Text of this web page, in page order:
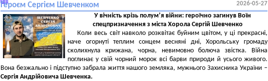
Героєм Сергієм Шевченком
2026-05-27
У вічність крізь полумʼя війни: героїчно загинув Воїн
спецпризначення з міста Хорола Сергій Шевченко
Коли весь світ навколо розквітає буйним цвітом, у ці прекрасні,
наче огорнуті теплим сонцем весняні дні, Хорольську громаду
сколихнула крижана, чорна, невимовно болюча звістка. Війна
поглинає у свій чорний морок всі барви природи й усього живого.
Вона безжально і підступно забрала життя нашого земляка, мужнього Захисника України –
Сергія Андрійовича Шевченка.